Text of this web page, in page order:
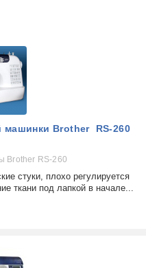
машинки Brother RS-260
Brother RS-260
стуки, плохо регулируется
ткани под лапкой в начале...